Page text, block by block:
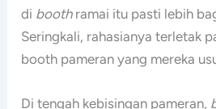
di boothramai itu pasti lebih
Seringkali, rahasianya terletak
booth pameran yang mereka
Di tengah kebisingan pameran,